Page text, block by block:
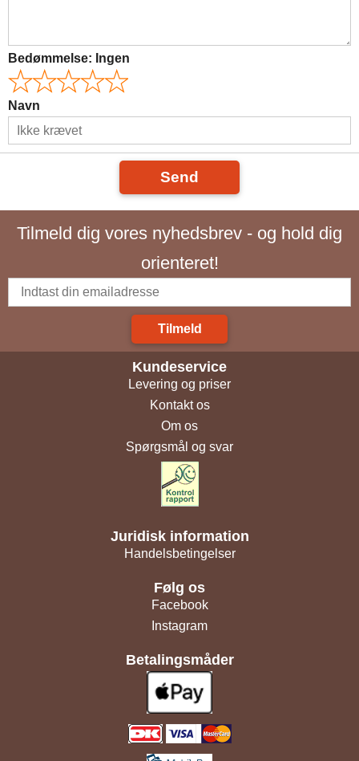
Bedømmelse: Ingen
Navn
Send
Tilmeld dig vores nyhedsbrev - og hold dig
orienteret!
Tilmeld
Kundeservice
Levering og priser
Kontakt os
Om os
Spørgsmål og svar
Juridisk information
Handelsbetingelser
Følg os
Facebook
Instagram
Betalingsmåder